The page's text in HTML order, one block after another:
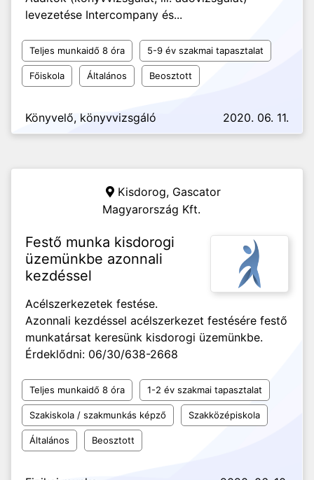
levezetése Intercompany és...
Teljes munkaidő 8 óra 5-9 év szakmai tapasztalat
Főiskola Általános Beosztott
Könyvelő, könyvvizsgáló 2020. 06. 11.
Kisdorog, Gascator
Magyarország Kft.
Festő munka kisdorogi
üzemünkbe azonnali
kezdéssel
Acélszerkezetek festése.
Azonnali kezdéssel acélszerkezet festésére festő
munkatársat keresünk kisdorogi üzemünkbe.
Érdeklődni: 06/30/638-2668
Teljes munkaidő 8 óra 1-2 év szakmai tapasztalat
Szakiskola / szakmunkás képző Szakközépiskola
Általános Beosztott